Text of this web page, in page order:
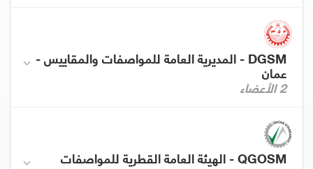
DGSM - المديرية العامة للمواصفات والمقاييس -
عمان
2 الأعضاء
QGOSM - الهيئة العامة القطرية للمواصفات